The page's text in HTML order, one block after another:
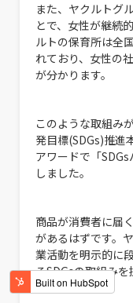
また、ヤクルトグ
とで、女性が継続
ルトの保育所は全
れており、女性の
が分かります。
このような取組み
発目標(SDGs)推進
アワードで「
しました。
商品が消費者に届
があるはずです。
業活動を明示的に
るSDGsの取組み
す。